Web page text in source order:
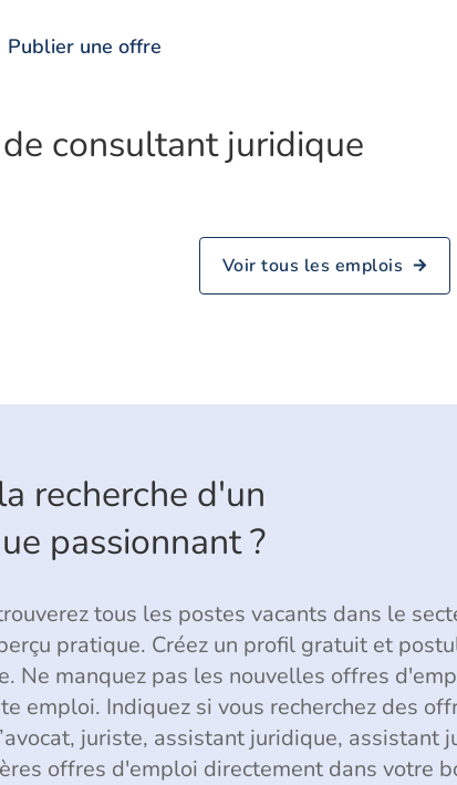
Publier une offre
consultant juridique
Voir tous les emplois
recherche d'un
passionnant ?
tous les postes vacants dans le
pratique. Créez un profil gratuit et
Ne manquez pas les nouvelles offres
emploi. Indiquez si vous recherchez des
juriste, assistant juridique, assistant
offres d'emploi directement dans votre